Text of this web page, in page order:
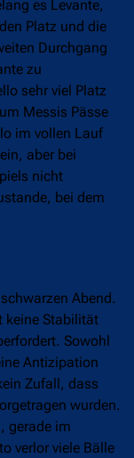
es Levante,
Platz und die
Durchgang
zu
sehr viel Platz
Messis Pässe
im vollen Lauf
aber bei
nicht
bei dem
Abend.
keine Stabilität
Sowohl
Antizipation
Zufall, dass
wurden.
gerade im
verlor viele Bälle